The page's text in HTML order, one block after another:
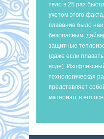
тело в 25 раз
учетом этого
плавание было
безопасным,
защитные
(даже если
воде).
технологическая
представляет
материал, в его